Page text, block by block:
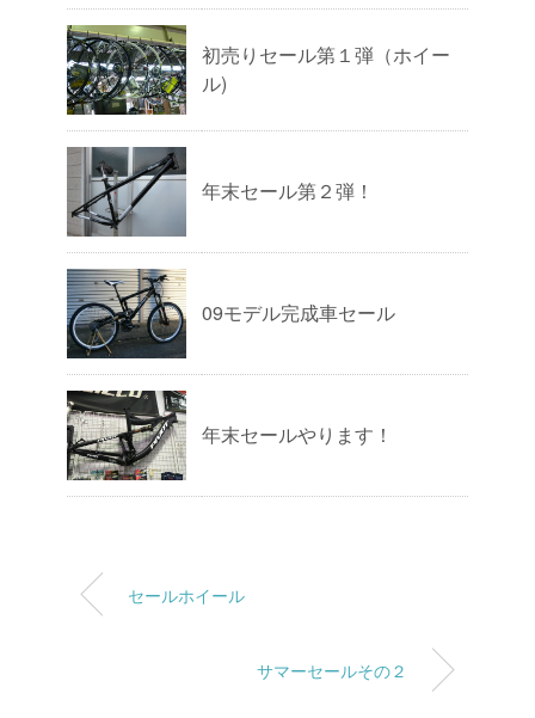
初売りセール第１弾（ホイー
ル)
年末セール第２弾！
09モデル完成車セール
年末セールやります！
セールホイール
サマーセールその２